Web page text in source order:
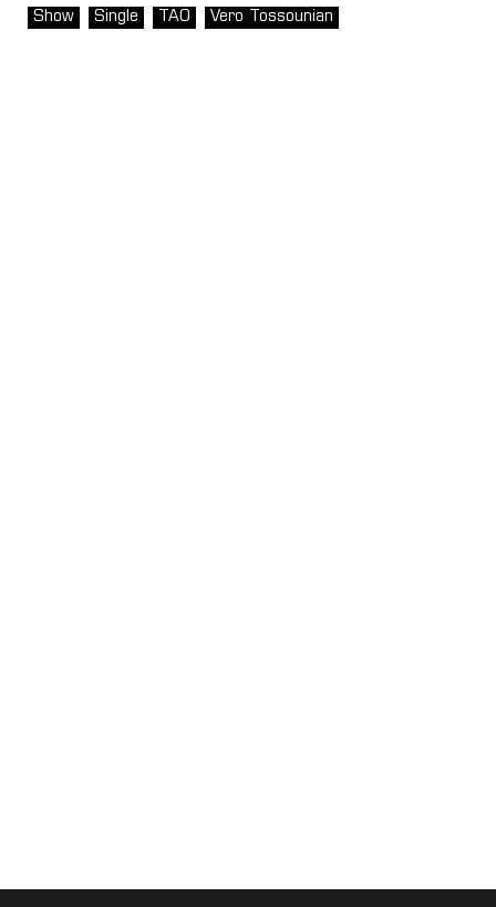
Show Single TAO Vero Tossounian